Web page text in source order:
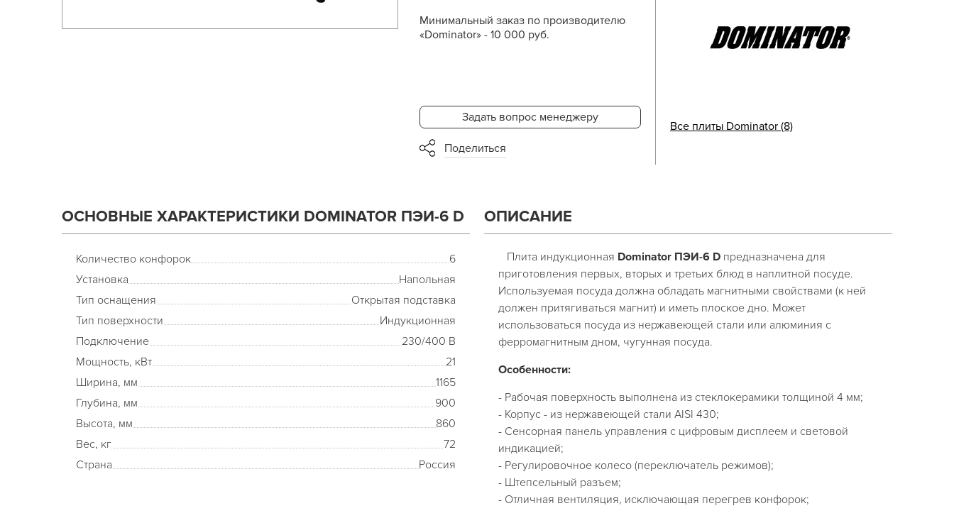
Минимальный заказ по производителю
«Dominator» - 10 000 руб.
Задать вопрос менеджеру
Поделиться
Все плиты Dominator (8)
ОСНОВНЫЕ ХАРАКТЕРИСТИКИ DOMINATOR ПЭИ-6 D
Количество конфорок
6
Установка
Напольная
Тип оснащения
Открытая подставка
Тип поверхности
Индукционная
Подключение
230/400 В
Мощность, кВт
21
Ширина, мм
1165
Глубина, мм
900
Высота, мм
860
Вес, кг
72
Страна
Россия
ОПИСАНИЕ
Плита индукционная Dominator ПЭИ-6 D предназначена для
приготовления первых, вторых и третьих блюд в наплитной посуде.
Используемая посуда должна обладать магнитными свойствами (к ней
должен притягиваться магнит) и иметь плоское дно. Может
использоваться посуда из нержавеющей стали или алюминия с
ферромагнитным дном, чугунная посуда.
Особенности:
- Рабочая поверхность выполнена из стеклокерамики толщиной 4 мм;
- Корпус - из нержавеющей стали AISI 430;
- Сенсорная панель управления с цифровым дисплеем и световой
индикацией;
- Регулировочное колесо (переключатель режимов);
- Штепсельный разъем;
- Отличная вентиляция, исключающая перегрев конфорок;